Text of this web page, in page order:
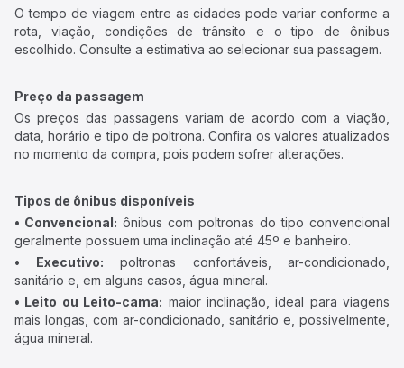
O tempo de viagem entre as cidades pode variar conforme a
rota, viação, condições de trânsito e o tipo de ônibus
escolhido. Consulte a estimativa ao selecionar sua passagem.
Preço da passagem
Os preços das passagens variam de acordo com a viação,
data, horário e tipo de poltrona. Confira os valores atualizados
no momento da compra, pois podem sofrer alterações.
Tipos de ônibus disponíveis
• Convencional: ônibus com poltronas do tipo convencional
geralmente possuem uma inclinação até 45º e banheiro.
• Executivo: poltronas confortáveis, ar-condicionado,
sanitário e, em alguns casos, água mineral.
• Leito ou Leito-cama: maior inclinação, ideal para viagens
mais longas, com ar-condicionado, sanitário e, possivelmente,
água mineral.